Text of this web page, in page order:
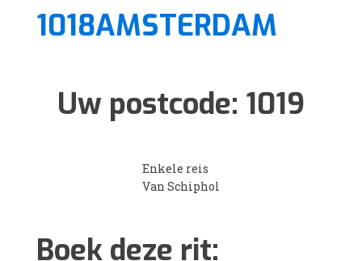
1018AMSTERDAM
Uw postcode: 1019
Enkele reis
Van Schiphol
Boek deze rit: